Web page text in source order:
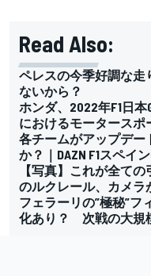
Read Also:
ペレスの今季好調な走
ないから？
ホンダ、2022年F1日
におけるモータースポ
各チームがアップデ
か？｜DAZN F1スペイ
【写真】これが全て
のルクレール、カメラ
フェラーリの”極秘”フ
化あり？ 次戦の大規